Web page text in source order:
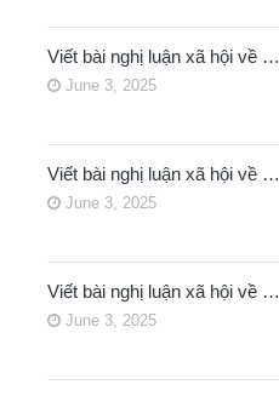
Viết bài nghị luận xã hội về …
June 3, 2025
Viết bài nghị luận xã hội về …
June 3, 2025
Viết bài nghị luận xã hội về …
June 3, 2025